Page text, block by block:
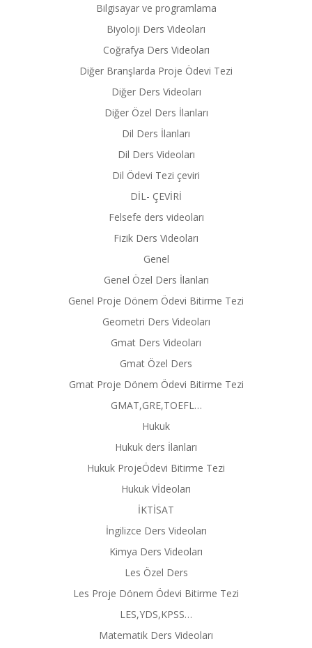
Bilgisayar ve programlama
Biyoloji Ders Videoları
Coğrafya Ders Videoları
Diğer Branşlarda Proje Ödevi Tezi
Diğer Ders Videoları
Diğer Özel Ders İlanları
Dil Ders İlanları
Dil Ders Videoları
Dil Ödevi Tezi çeviri
DİL- ÇEVİRİ
Felsefe ders videoları
Fizik Ders Videoları
Genel
Genel Özel Ders İlanları
Genel Proje Dönem Ödevi Bitirme Tezi
Geometri Ders Videoları
Gmat Ders Videoları
Gmat Özel Ders
Gmat Proje Dönem Ödevi Bitirme Tezi
GMAT,GRE,TOEFL…
Hukuk
Hukuk ders İlanları
Hukuk ProjeÖdevi Bitirme Tezi
Hukuk Vİdeoları
İKTİSAT
İngilizce Ders Videoları
Kimya Ders Videoları
Les Özel Ders
Les Proje Dönem Ödevi Bitirme Tezi
LES,YDS,KPSS…
Matematik Ders Videoları